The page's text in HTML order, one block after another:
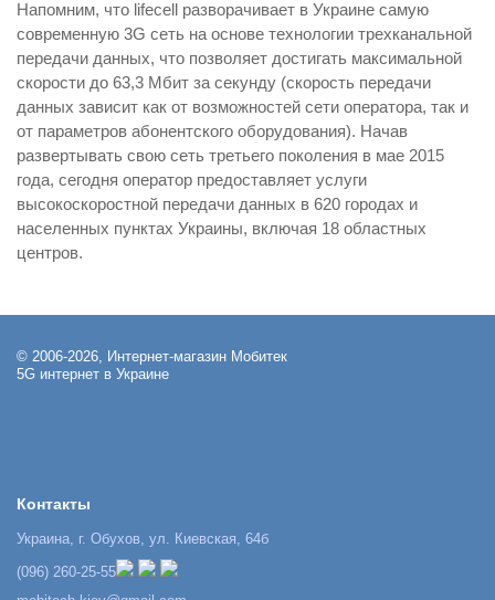
Напомним, что lifecell разворачивает в Украине самую
современную 3G сеть на основе технологии трехканальной
передачи данных, что позволяет достигать максимальной
скорости до 63,3 Мбит за секунду (скорость передачи
данных зависит как от возможностей сети оператора, так и
от параметров абонентского оборудования). Начав
развертывать свою сеть третьего поколения в мае 2015
года, сегодня оператор предоставляет услуги
высокоскоростной передачи данных в 620 городах и
населенных пунктах Украины, включая 18 областных
центров.
© 2006-2026, Интернет-магазин Мобитек
5G интернет в Украине
Контакты
Украина, г. Обухов, ул. Киевская, 64б
(096) 260-25-55